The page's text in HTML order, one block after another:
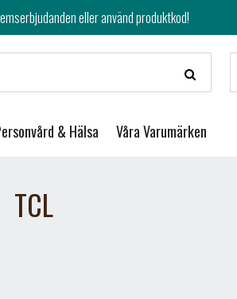
eller använd produktkod!
& Hälsa Våra Varumärken
TCL